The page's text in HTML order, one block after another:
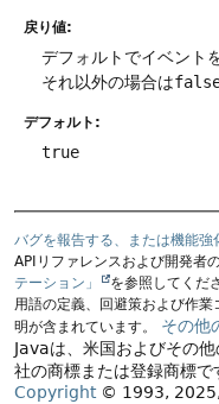
戻り値:
デフォルトでイベント
それ以外の場合は
デフォルト:
true
バグを報告する、または機能強
APIリファレンスおよび開発者
テーション」
を参照してくだ
用語の定義、回避策および作
明が含まれています。
その他
Javaは、米国およびその
社の商標または登録商標で
Copyright© 1993,